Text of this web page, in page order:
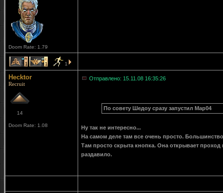
Doom Rate: 1.79
1 1 1
Hecktor
Recruit
14
Doom Rate: 1.08
Отправлено: 15.11.08 16:35:26
По совету Шедоу сразу запустил Map04
Ну так не интересно...
На самом деле там все очень просто.
Там просто скрыта кнопка. Она открывает
раздавило.